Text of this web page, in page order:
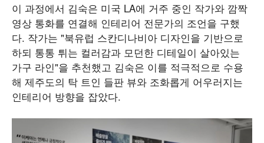
이 과정에서 김숙은 미국 LA에 거주 중인 작가와 깜짝
영상 통화를 연결해 인테리어 전문가의 조언을 구했
다. 작가는 "북유럽 스칸디나비아 디자인을 기반으로
하되 통통 튀는 컬러감과 모던한 디테일이 살아있는
가구 라인"을 추천했고 김숙은 이를 적극적으로 수용
해 제주도의 탁 트인 들판 뷰와 조화롭게 어우러지는
인테리어 방향을 잡았다.